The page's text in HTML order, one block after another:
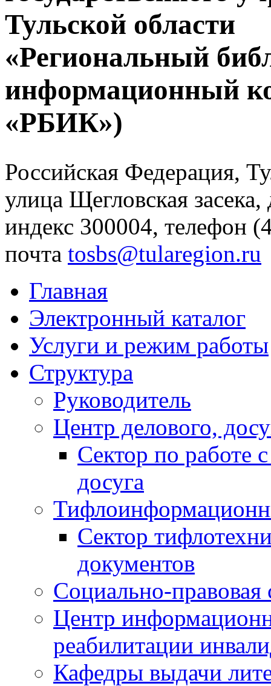
Тульской области
«Региональный
информационный
«РБИК»)
Российская Федерация,
улица Щегловская
индекс 300004, телефон
почта tosbs@tularegion.ru
Главная
Электронный каталог
Услуги и режим работы
Структура
Руководитель
Центр делового,
Сектор по работе
досуга
Сектор
документов
Социально-правовая
Центр
реабилитации
Кафедры выдачи